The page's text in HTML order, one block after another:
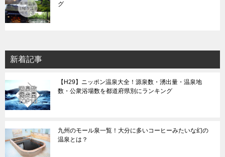
グ
新着記事
【H29】ニッポン温泉大全！源泉数・湧出量・温泉地
数・公衆浴場数を都道府県別にランキング
九州のモール泉一覧！大分に多いコーヒーみたいな幻の
温泉とは？